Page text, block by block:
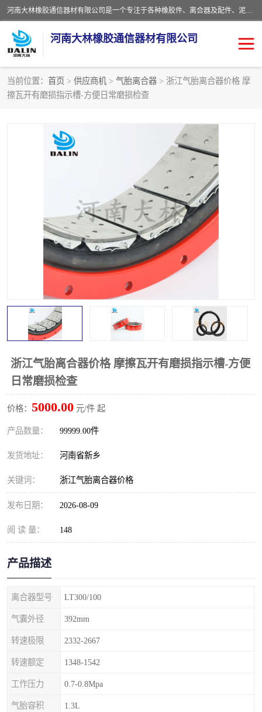
河南大林橡胶通信器材有限公司是一个专注于各种橡胶件、离合器及配件、泥浆泵及配件等产品设计制造和加工的企业。产品应用于矿山、冶金、石油、钢铁、化工、水泥、船舶、造纸、通用机械等各种大功率机械传动或制动装置。
河南大林橡胶通信器材有限公司
当前位置： 首页 > 供应商机 > 气胎离合器 > 浙江气胎离合器价格 摩
擦瓦开有磨损指示槽-方便日常磨损检查
浙江气胎离合器价格 摩擦瓦开有磨损指示槽-方便
日常磨损检查
价格： 5000.00 元/件 起
产品数量： 99999.00件
发货地址： 河南省新乡
关键词： 浙江气胎离合器价格
发布日期： 2026-08-09
阅 读 量： 148
产品描述
离合器型号 LT300/100
气囊外径 392mm
转速极限 2332-2667
转速额定 1348-1542
工作压力 0.7-0.8Mpa
气胎容积 1.3L
推盘离合器 通风离合器
VC离合器 矿山离合器
PO隔膜离合器 气胎离合器
气动元件
DY隔膜式离合器 CB离合器
KB离合器 实芯轮胎
PTO离合器 联轴器
橡胶件